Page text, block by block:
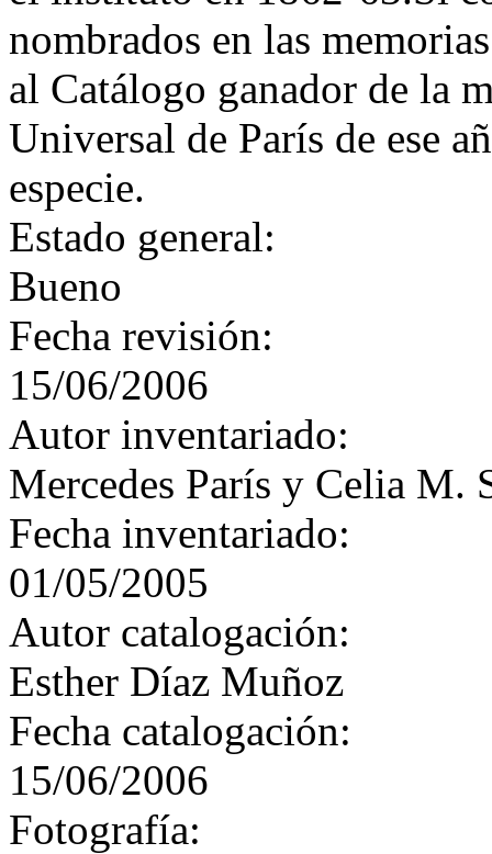
nombrados en las
al Catálogo ganador de la
Universal de París de ese
especie.
Estado general:
Bueno
Fecha revisión:
15/06/2006
Autor inventariado:
Mercedes París y Celia M.
Fecha inventariado:
01/05/2005
Autor catalogación:
Esther Díaz Muñoz
Fecha catalogación:
15/06/2006
Fotografía: